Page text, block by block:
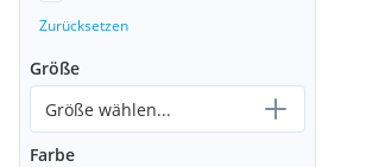
Zurücksetzen
Größe
Größe wählen...
Farbe